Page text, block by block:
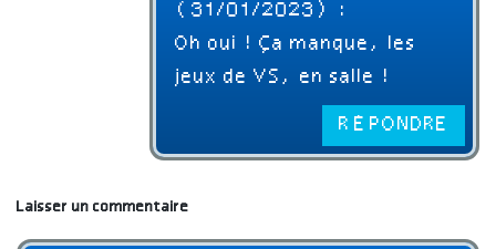
(31/01/2023) :
Oh oui ! Ça manque, les
jeux de VS, en salle !
RÉPONDRE
Laisser un commentaire